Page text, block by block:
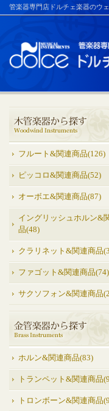
管楽器専門店ドルチェ楽器のウ
フルート&関連商品(126)
ピッコロ&関連商品(52)
オーボエ&関連商品(87)
イングリッシュホルン&
品(48)
クラリネット&関連商品
ファゴット&関連商品(74)
サクソフォン&関連商品
ホルン&関連商品(83)
トランペット&関連商品
トロンボーン&関連商品